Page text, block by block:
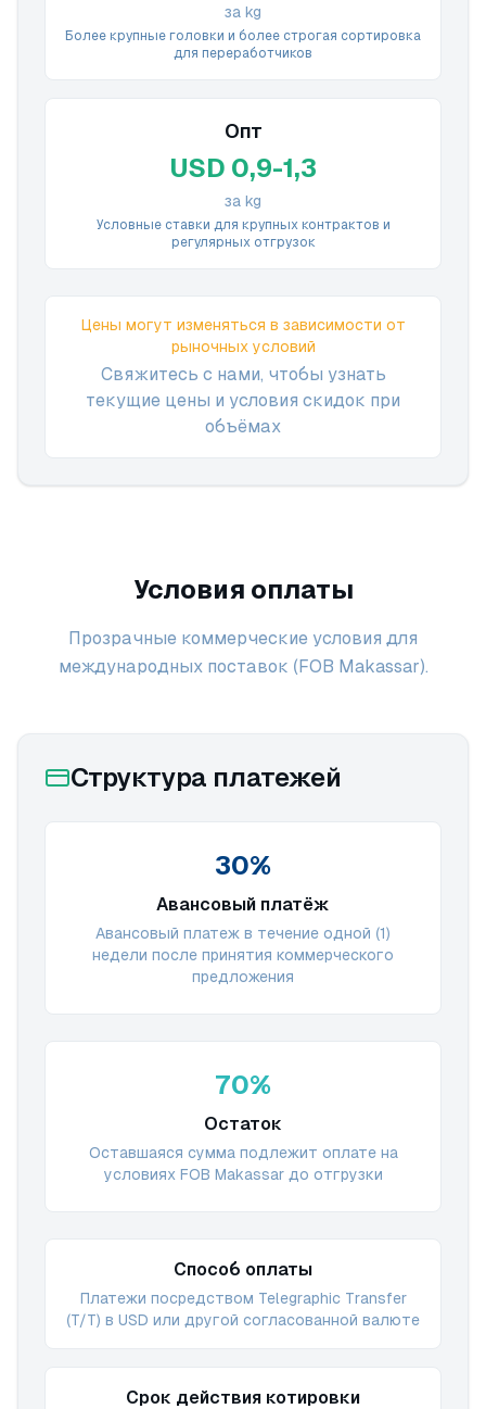
за kg
Более крупные головки и более строгая сортировка
для переработчиков
Опт
USD 0,9-1,3
за kg
Условные ставки для крупных контрактов и
регулярных отгрузок
Цены могут изменяться в зависимости от
рыночных условий
Свяжитесь с нами, чтобы узнать
текущие цены и условия скидок при
объёмах
Условия оплаты
Прозрачные коммерческие условия для
международных поставок (FOB Makassar).
Структура платежей
30%
Авансовый платёж
Авансовый платеж в течение одной (1)
недели после принятия коммерческого
предложения
70%
Остаток
Оставшаяся сумма подлежит оплате на
условиях FOB Makassar до отгрузки
Способ оплаты
Платежи посредством Telegraphic Transfer
(T/T) в USD или другой согласованной валюте
Срок действия котировки